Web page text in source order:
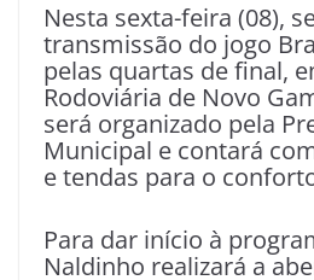
Nesta sexta-feira (08),
transmissão do jogo
pelas quartas de final,
Rodoviária de Novo
será organizado pela
Municipal e contará
e tendas para o
Para dar início à
Naldinho realizará a